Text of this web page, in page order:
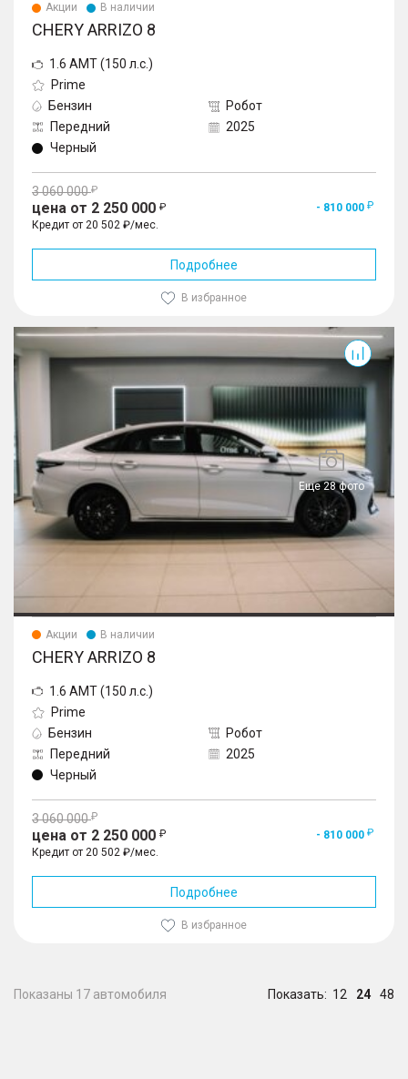
Акции В наличии
CHERY ARRIZO 8
1.6 AMT (150 л.с.)
Prime
Бензин
Робот
Передний
2025
Черный
3 060 000
цена от 2 250 000
- 810 000
Кредит от 20 502 ₽/мес.
Подробнее
В избранное
Еще 28 фото
Arrizo 8
Акции В наличии
CHERY ARRIZO 8
1.6 AMT (150 л.с.)
Prime
Бензин
Робот
Передний
2025
Черный
3 060 000
цена от 2 250 000
- 810 000
Кредит от 20 502 ₽/мес.
Подробнее
В избранное
Показаны 17 автомобиля Показать: 12 24 48